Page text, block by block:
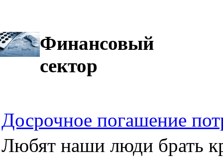
Финансовый
сектор
Досрочное погашение
Любят наши люди брать